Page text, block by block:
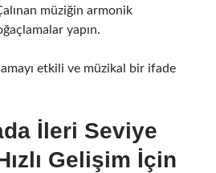
müziğin armonik
yapın.
etkili ve müzikal bir ifade
İleri Seviye
Gelişim İçin